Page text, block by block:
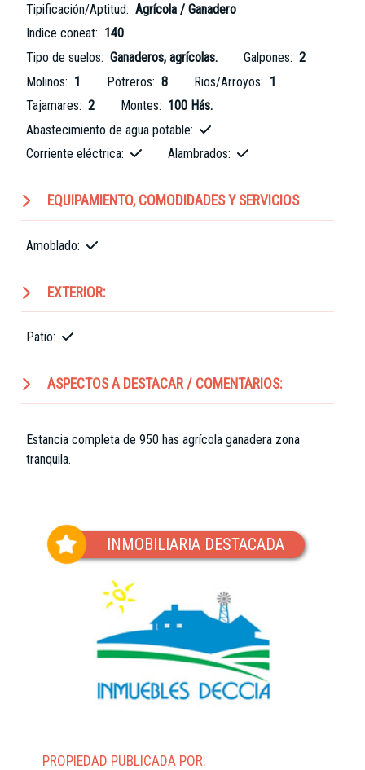
Tipificación/Aptitud: Agrícola / Ganadero
Indice coneat: 140
Tipo de suelos: Ganaderos, agrícolas. Galpones: 2
Molinos: 1 Potreros: 8 Rios/Arroyos: 1
Tajamares: 2 Montes: 100 Hás.
Abastecimiento de agua potable:
Corriente eléctrica:
Alambrados:
EQUIPAMIENTO, COMODIDADES Y SERVICIOS
Amoblado:
EXTERIOR:
Patio:
ASPECTOS A DESTACAR / COMENTARIOS:
Estancia completa de 950 has agrícola ganadera zona
tranquila.
INMOBILIARIA DESTACADA
PROPIEDAD PUBLICADA POR: